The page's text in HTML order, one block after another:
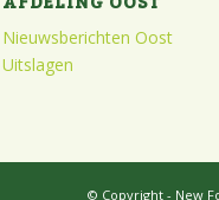
Nieuwsberichten Oost
Uitslagen
© Copyright - New